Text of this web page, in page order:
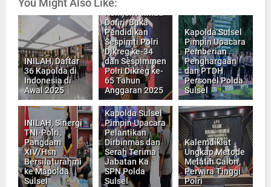
You Might Also Like:
INILAH, Daftar
36 Kapolda di
Indonesia di
Awal 2025
Wakapolri
Komjen Ahmad
Dofiri, Buka
Pendidikan
Sespimti Polri
Dikreg ke-34
dan Sespimmen
Polri Dikreg ke-
65 Tahun
Anggaran 2025
Kapolda Sulsel
Pimpin Upacara
Pemberian
Penghargaan
dan PTDH
Personel Polda
Sulsel
INILAH, Sinergi
TNI-Polri,
Pangdam
XIV/Hsn
Bersilaturahmi
ke Mapolda
Sulsel
Kapolda Sulsel
Pimpin Upacara
Pelantikan
Dirbinmas dan
Serah Terima
Jabatan Ka
SPN Polda
Sulsel
Kalemdiklat
Ungkap Metode
Melatih Calon
Perwira Tinggi
Polri